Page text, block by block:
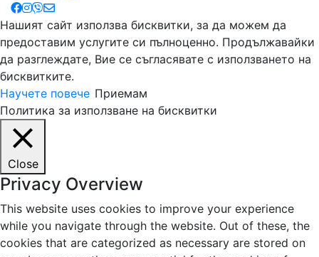
Нашият сайт използва бисквитки, за да можем да
предоставим услугите си пълноценно. Продължавайки
да разглеждате, Вие се съгласявате с използването на
бисквитките.
Научете повече Приемам
Политика за използване на бисквитки
Close
Privacy Overview
This website uses cookies to improve your experience
while you navigate through the website. Out of these, the
cookies that are categorized as necessary are stored on